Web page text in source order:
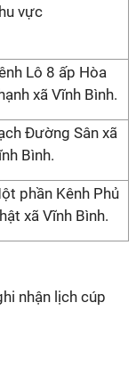
vực
Lô 8 ấp Hòa
xã Vĩnh Bình.
Đường Sân xã
Bình.
phần Kênh Phủ
xã Vĩnh Bình.
nhận lịch cúp